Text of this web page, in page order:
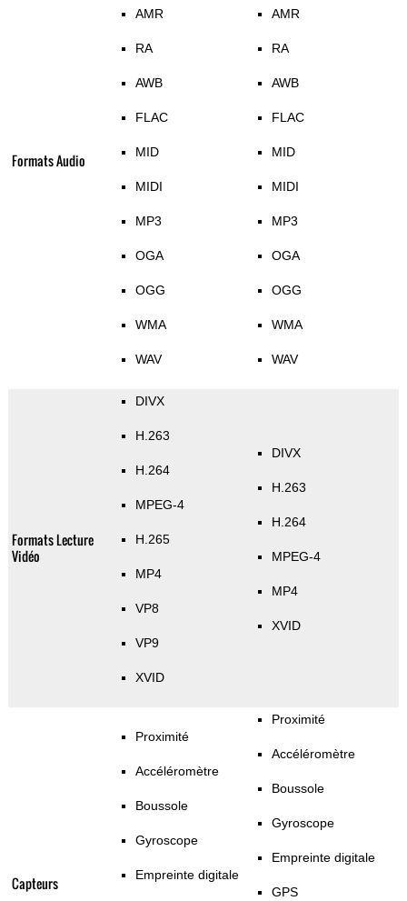
Formats Audio
AMR
RA
AWB
FLAC
MID
MIDI
MP3
OGA
OGG
WMA
WAV
AMR
RA
AWB
FLAC
MID
MIDI
MP3
OGA
OGG
WMA
WAV
Formats Lecture
Vidéo
DIVX
H.263
H.264
MPEG-4
H.265
MP4
VP8
VP9
XVID
DIVX
H.263
H.264
MPEG-4
MP4
XVID
Capteurs
Proximité
Accéléromètre
Boussole
Gyroscope
Empreinte digitale
Proximité
Accéléromètre
Boussole
Gyroscope
Empreinte digitale
GPS